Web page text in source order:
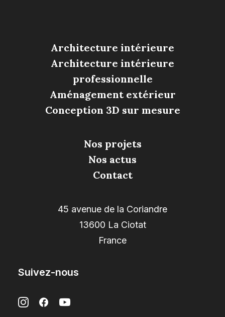
Architecture intérieure
Architecture intérieure
professionnelle
Aménagement extérieur
Conception 3D sur mesure
Nos projets
Nos actus
Contact
45 avenue de la Coriandre
13600 La Ciotat
France
Suivez-nous